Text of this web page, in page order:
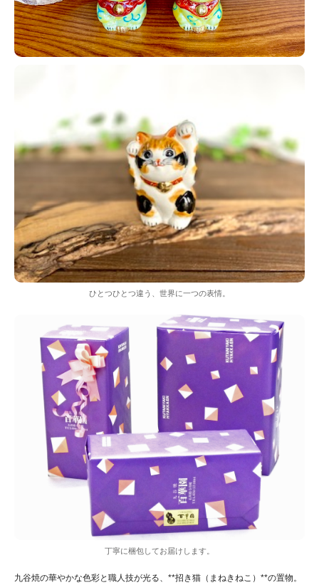
ひとつひとつ違う、世界に一つの表情。
丁寧に梱包してお届けします。
九谷焼の華やかな色彩と職人技が光る、**招き猫（まねきねこ）**の置物。